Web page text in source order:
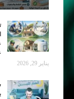
يناير 29, 2026